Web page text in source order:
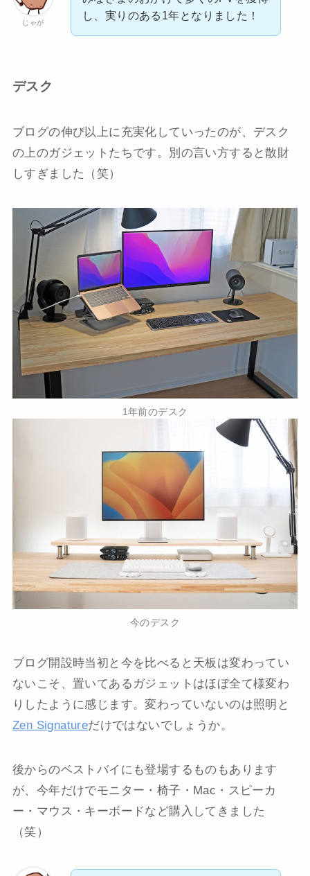
じゃが
し、実りのある1年となりました！
デスク
ブログの伸び以上に充実化していったのが、デスク
の上のガジェットたちです。別の言い方すると散財
しすぎました（笑）
1年前のデスク
今のデスク
ブログ開設時当初と今を比べると天板は変わってい
ないこそ、置いてあるガジェットはほぼ全て様変わ
りしたように感じます。変わっていないのは照明と
Zen Signatureだけではないでしょうか。
後からのベストバイにも登場するものもあります
が、今年だけでモニター・椅子・Mac・スピーカ
ー・マウス・キーボードなど購入してきました
（笑）